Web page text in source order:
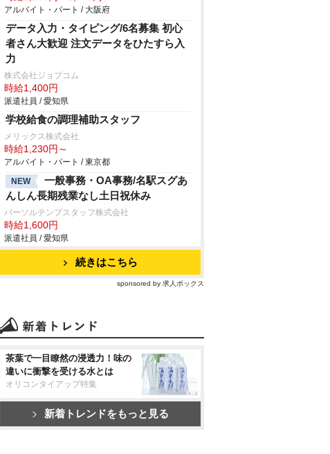
アルバイト・パート / 大阪府
データ入力・タイピング/6名募集 初心
者さん大歓迎 注文データをひたすら入
力
株式会社ジョブコム
時給1,400円
派遣社員 / 愛知県
学校給食の調理補助スタッフ
メリックス株式会社
時給1,230円～
アルバイト・パート / 東京都
NEW
一般事務・OA事務/名駅スグあ
んしん長期残業なし土日祝休み
パーソルテンプスタッフ株式会社
時給1,600円
派遣社員 / 愛知県
続きはこちら
sponsored by 求人ボックス
茶葉で一目瞭然の浸透力！味の
違いに衝撃を受ける水とは
オリコンタイアップ特集
新着トレンドをもっと見る